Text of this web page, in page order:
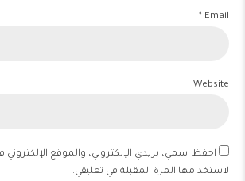
Email *
Website
احفظ اسمي، بريدي الإلكتروني، والموقع
لاستخدامها المرة المقبلة في تعليقي.